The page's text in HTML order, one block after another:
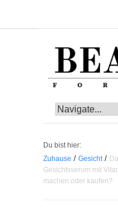
Du bist hier:
Zuhause / Gesicht /
Gesichtsserum mit
machen oder kaufen?